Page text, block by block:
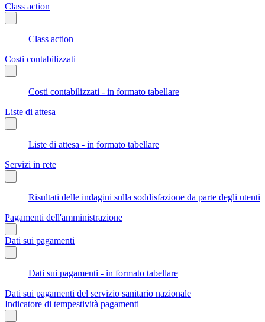
Class action
Class action
Costi contabilizzati
Costi contabilizzati - in formato tabellare
Liste di attesa
Liste di attesa - in formato tabellare
Servizi in rete
Risultati delle indagini sulla soddisfazione da parte degli utenti
Pagamenti dell'amministrazione
Dati sui pagamenti
Dati sui pagamenti - in formato tabellare
Dati sui pagamenti del servizio sanitario nazionale
Indicatore di tempestività pagamenti